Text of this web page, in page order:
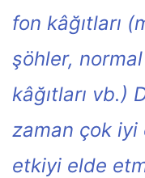
fon kâğıtları
şöhler,
kâğıtları vb.)
zaman çok
etkiyi elde